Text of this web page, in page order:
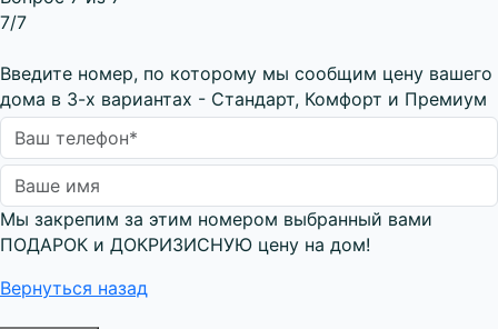
7/7
Введите номер, по которому мы сообщим цену вашего
дома в 3-х вариантах - Стандарт, Комфорт и Премиум
Мы закрепим за этим номером выбранный вами
ПОДАРОК и ДОКРИЗИСНУЮ цену на дом!
Вернуться назад